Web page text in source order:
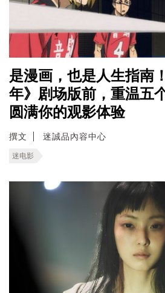
是漫画，也是人生指南
年》剧场版前，重温五
圆满你的观影体验
撰文 迷誠品內容中心
迷电影